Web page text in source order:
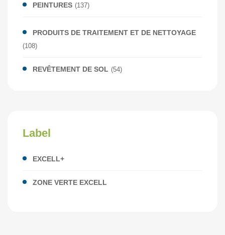
PEINTURES (137)
PRODUITS DE TRAITEMENT ET DE NETTOYAGE
(108)
REVÊTEMENT DE SOL (54)
Label
EXCELL+
ZONE VERTE EXCELL